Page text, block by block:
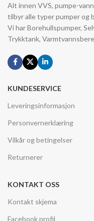
Alt innen VVS, pumpe-
tilbyr alle typer pumper og
Vi har Borehullspumper,
Trykktank,
KUNDESERVICE
Leveringsinformasjon
Personvernerklæring
Vilkår og betingelser
Returnerer
KONTAKT OSS
Kontakt skjema
Facebook profil